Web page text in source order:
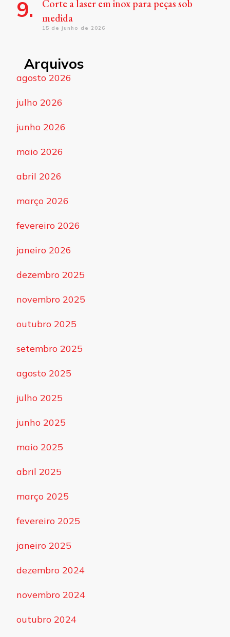
Corte a laser em inox para peças sob
medida
15 de junho de 2026
Arquivos
agosto 2026
julho 2026
junho 2026
maio 2026
abril 2026
março 2026
fevereiro 2026
janeiro 2026
dezembro 2025
novembro 2025
outubro 2025
setembro 2025
agosto 2025
julho 2025
junho 2025
maio 2025
abril 2025
março 2025
fevereiro 2025
janeiro 2025
dezembro 2024
novembro 2024
outubro 2024